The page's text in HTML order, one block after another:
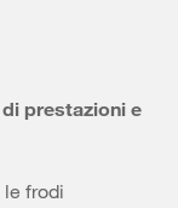
prestazioni e
frodi